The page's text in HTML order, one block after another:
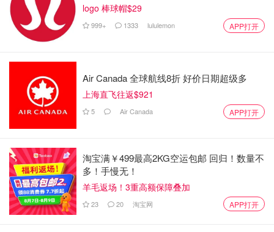
4、The UPS Store #0682 - Buffalo, NY
logo 棒球帽$29
999+ 1333 lululemon APP打开
Air Canada 全球航线8折 好价日期超级多
上海直飞往返$921
5 Air Canada APP打开
淘宝满￥499最高2KG空运包邮 回归！数量不
多！手慢无！
羊毛返场！3重高额保障叠加
23 20 淘宝网 APP打开